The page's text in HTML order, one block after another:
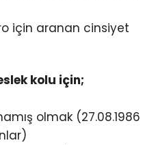
için aranan cinsiyet
kolu için;
olmak (27.08.1986